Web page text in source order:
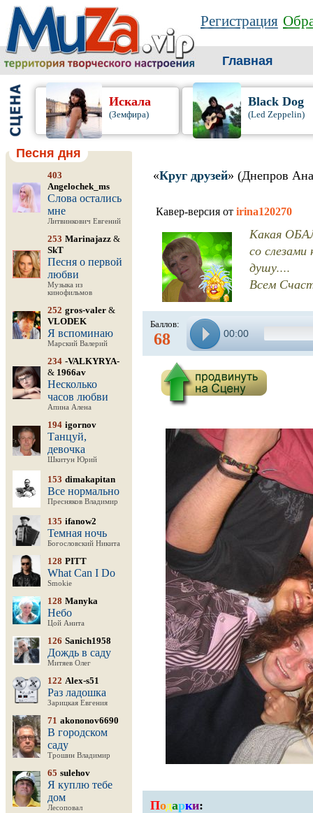
Регистрация
Главная
Искала
(Земфира)
Black Dog
(Led Zeppelin)
Песня дня
403
Angelochek_ms
Слова остались
мне
Литвинкович Евгений
253 Marinajazz &
SkT
Песня о первой
любви
Музыка из
кинофильмов
252 gros-valer &
VLODEK
Я вспоминаю
Марский Валерий
234 -VALKYRYA-
& 1966av
Несколько
часов любви
Апина Алена
194 igornov
Танцуй,
девочка
Шкитун Юрий
153 dimakapitan
Все нормально
Пресняков Владимир
135 ifanow2
Темная ночь
Богословский Никита
128 PITT
What Can I Do
Smokie
128 Manyka
Небо
Цой Анита
126 Sanich1958
Дождь в саду
Митяев Олег
122 Alex-s51
Раз ладошка
Зарицкая Евгения
71 akononov6690
В городском
саду
Трошин Владимир
65 sulehov
Я куплю тебе
дом
Лесоповал
«Круг друзей» (Днепров
Кавер-версия от irina120270
Какая
со слезами
душу....
Всем
Баллов:
68 00:00
Подарки: